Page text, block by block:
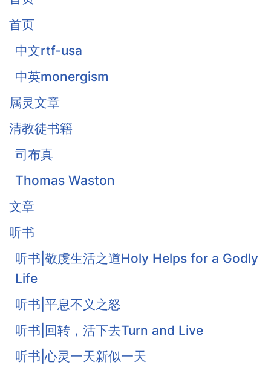
首页
中文rtf-usa
中英monergism
属灵文章
清教徒书籍
司布真
Thomas Waston
文章
听书
听书|敬虔生活之道Holy Helps for a Godly
Life
听书|平息不义之怒
听书|回转，活下去Turn and Live
听书|心灵一天新似一天